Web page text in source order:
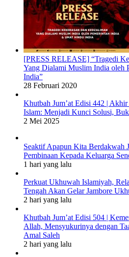
[PRESS RELEASE] “Tragedi
Yang Dialami Muslim India oleh
India”
28 Februari 2020
Khutbah Jum’at Edisi 442 |
Islam: Menjadi Kunci Solusi,
2 Mei 2025
Seaktif Apapun Kita Berdakwah
Pembinaan Kepada Keluarga
1 hari yang lalu
Perkuat Ukhuwah Islamiyah,
Tengah Akan Gelar Jambore
2 hari yang lalu
Khutbah Jum’at Edisi 504 |
Allah, Mensyukurinya dengan
Amal Saleh
2 hari yang lalu